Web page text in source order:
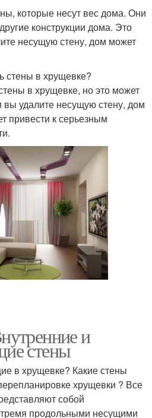
которые несут вес дома. Они
конструкции дома. Это
несущую стену, дом может
стены в хрущевке?
в хрущевке, но это может
вы удалите несущую стену, дом
привести к серьезным
и
стены
в хрущевке? Какие стены
хрущевки ? Все
собой
тремя продольными несущими